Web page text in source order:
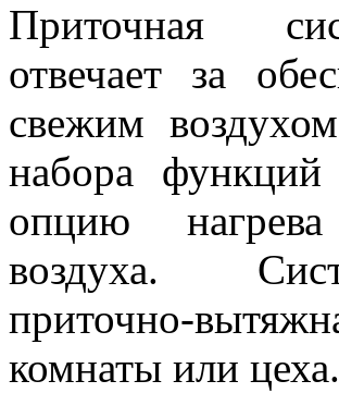
Приточная
отвечает за
свежим
набора
опцию
воздуха.
приточно-
комнаты или цеха.